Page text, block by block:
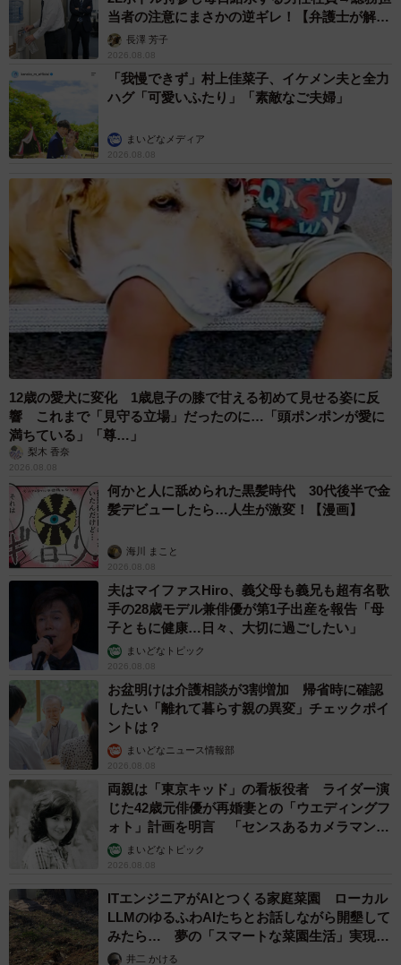
当者の注意にまさかの逆ギレ！【弁護士が解
説】長澤 芳子
2026.08.08
「我慢できず」村上佳菜子、イケメン夫と全力
ハグ「可愛いふたり」「素敵なご夫婦」
まいどなメディア
2026.08.08
12歳の愛犬に変化 1歳息子の膝で甘える初めて見せる姿に反
響 これまで「見守る立場」だったのに…「頭ポンポンが愛に
満ちている」「尊…」
梨木 香奈
2026.08.08
何かと人に舐められた黒髪時代 30代後半で金
髪デビューしたら…人生が激変！【漫画】
海川 まこと
2026.08.08
夫はマイファスHiro、義父母も義兄も超有名歌
手の28歳モデル兼俳優が第1子出産を報告「母
子ともに健康…日々、大切に過ごしたい」
まいどなトピック
2026.08.08
お盆明けは介護相談が3割増加 帰省時に確認
したい「離れて暮らす親の異変」チェックポイ
ントは？
まいどなニュース情報部
2026.08.08
両親は「東京キッド」の看板役者 ライダー演
じた42歳元俳優が再婚妻との「ウエディングフ
ォト」計画を明言 「センスあるカメラマン求
む」まいどなトピック
2026.08.08
ITエンジニアがAIとつくる家庭菜園 ローカル
LLMのゆるふわAIたちとお話しながら開墾して
みたら… 夢の「スマートな菜園生活」実現な
るか井二 かける